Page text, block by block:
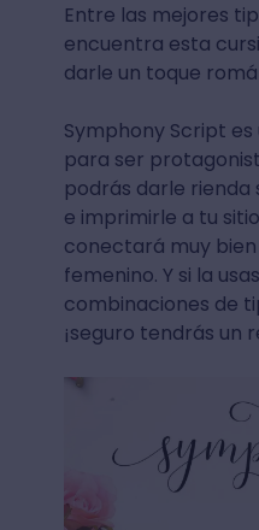
Entre las mejores
encuentra esta
darle un toque
Symphony Script
para ser
podrás darle rienda
e imprimirle a tu
conectará muy
femenino. Y si la
combinaciones de
¡seguro tendrás un